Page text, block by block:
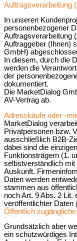
Auftragsverarbeitung
In unseren
personenbezogener
Auftragsverarbeitung
Auftraggeber (Ihnen)
GmbH)
In diesem, durch die
werden die
der
dokumentiert.
Die MarketDialog
AV-Vertrag ab.
Adresskäufe oder -
MarketDialog
Privatpersonen bzw.
ausschließlich B2B-
dabei sind die
Funktionsträgern (1.
selbstverständlich
Auskunft.
Daten werden
stammen aus
noch Art. 9 Abs. 2 Lit.
veröffentlichter Daten
Öffentlich
Grundsätzlich aber
ein schutzwürdiges